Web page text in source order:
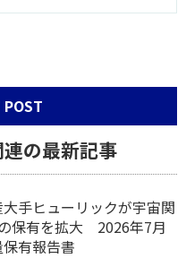
の最新記事
手ヒューリックが宇宙関
保有を拡大 2026年7月
有報告書